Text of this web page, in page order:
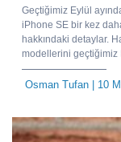
Geçtiğimiz Eylül
iPhone SE bir kez
hakkındaki detaylar.
modellerini geçtiğimiz
Osman Tufan | 10